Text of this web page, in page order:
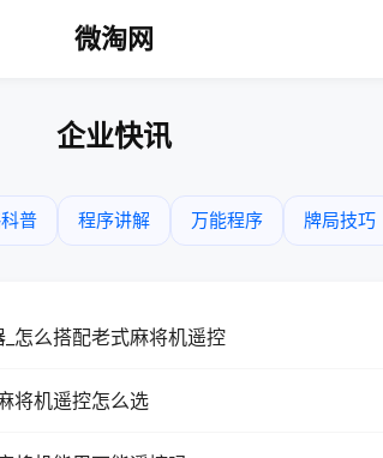
微淘网
企业快讯
普 程序讲解 万能程序 牌局技巧
怎么搭配老式麻将机遥控
将机遥控怎么选